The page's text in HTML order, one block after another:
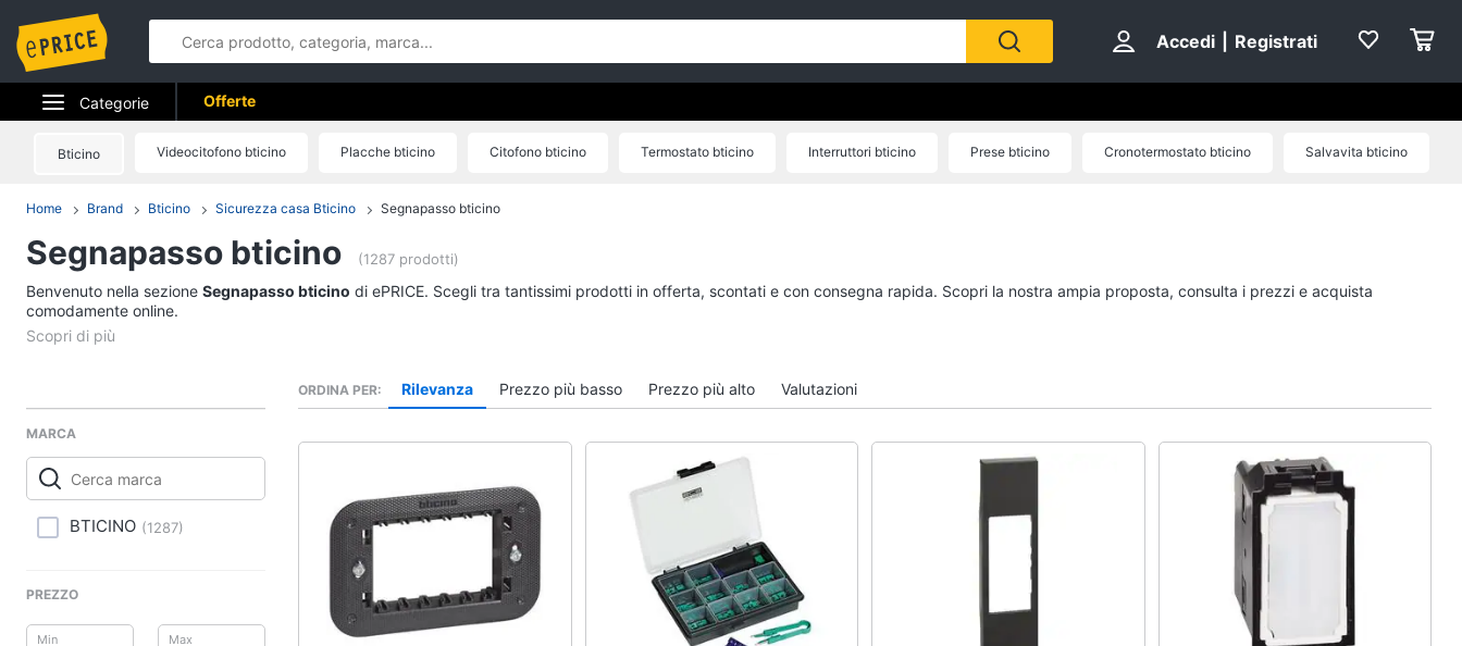
Accedi Registrati
Categorie
Elettrodomestici
Telefonia
Tv e Home Cinema
Smart home
Clima
Arredo
Salute e igiene
Offerte
Bticino Videocitofono bticino Placche bticino Citofono bticino Termostato bticino Interruttori bticino Prese bticino Cronotermostato bticino Salvavita bticino
Home Brand Bticino Sicurezza casa Bticino Segnapasso bticino
Segnapasso bticino (1287 prodotti)
Benvenuto nella sezione Segnapasso bticino di ePRICE. Scegli tra tantissimi prodotti in offerta, scontati e con consegna rapida. Scopri la nostra ampia proposta, consulta i prezzi e acquista
comodamente online.
MARCA
BTICINO (1287)
PREZZO
ORDINA PER Rilevanza Prezzo più basso Prezzo più alto Valutazioni